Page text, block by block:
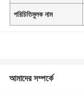
পরিচিতিমুলক নাম
আমাদের সম্পর্কে